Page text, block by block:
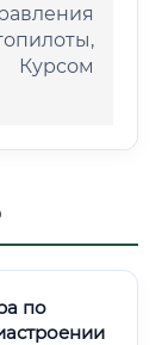
Курсом
по